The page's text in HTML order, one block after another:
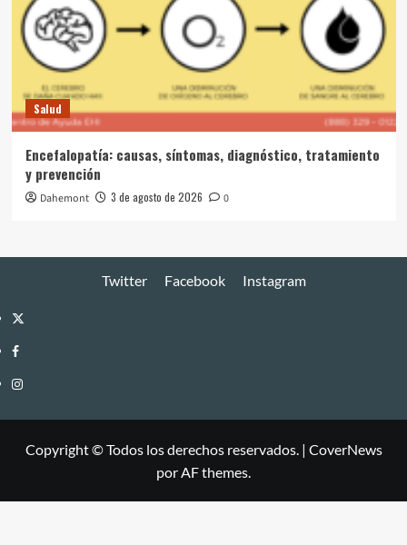
Salud
Encefalopatía: causas, síntomas, diagnóstico, tratamiento
y prevención
Dahemont 3 de agosto de 2026 0
Twitter Facebook Instagram
Twitter
Facebook
Instagram
Copyright © Todos los derechos reservados. | CoverNews
por AF themes.